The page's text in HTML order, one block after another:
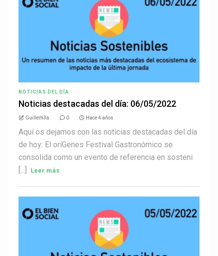
NOTICIAS DEL DÍA
Noticias destacadas del día: 06/05/2022
Guillem3a 0 Hace 4 años
Aquí os dejamos con las noticias destacadas del día
de hoy: El oríGenes Festival Gastronómico se
consolida como un evento de referencia en sosteni
[...]
Leer más